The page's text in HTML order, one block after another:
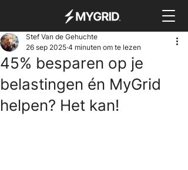
45% besparen op je
belastingen én MyGrid
helpen? Het kan!
Stef Van de Gehuchte
26 sep 2025 4 minuten om te lezen